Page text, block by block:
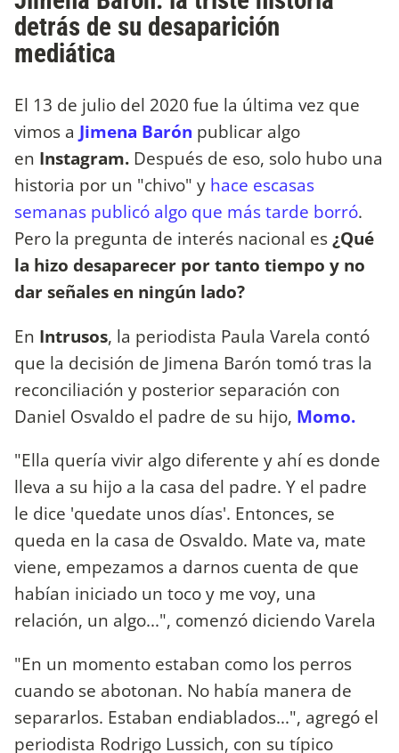
detrás de su desaparición
mediática
El 13 de julio del 2020 fue la última vez que
vimos a Jimena Barón publicar algo
en Instagram. Después de eso, solo hubo una
historia por un "chivo" y hace escasas
semanas publicó algo que más tarde borró.
Pero la pregunta de interés nacional es¿Qué
la hizo desaparecer por tanto tiempo y no
dar señales en ningún lado?
En Intrusos, la periodista Paula Varela contó
que la decisión de Jimena Barón tomó tras la
reconciliación y posterior separación con
Daniel Osvaldo el padre de su hijo, Momo.
"Ella quería vivir algo diferente y ahí es donde
lleva a su hijo a la casa del padre. Y el padre
le dice 'quedate unos días'. Entonces, se
queda en la casa de Osvaldo. Mate va, mate
viene, empezamos a darnos cuenta de que
habían iniciado un toco y me voy, una
relación, un algo...", comenzó diciendo Varela
"En un momento estaban como los perros
cuando se abotonan. No había manera de
separarlos. Estaban endiablados...", agregó el
periodista Rodrigo Lussich, con su típico